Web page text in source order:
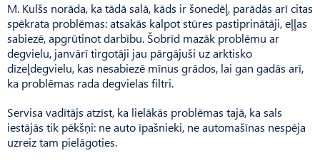
M. Kulšs norāda, ka tādā salā, kāds ir šonedēļ, parādās arī citas
spēkrata problēmas: atsakās kalpot stūres pastiprinātāji, eļļas
sabiezē, apgrūtinot darbību. Šobrīd mazāk problēmu ar
degvielu, janvārī tirgotāji jau pārgājuši uz arktisko
dīzeļdegvielu, kas nesabiezē mīnus grādos, lai gan gadās arī,
ka problēmas rada degvielas filtri.
Servisa vadītājs atzīst, ka lielākās problēmas tajā, ka sals
iestājās tik pēkšņi: ne auto īpašnieki, ne automašīnas nespēja
uzreiz tam pielāgoties.